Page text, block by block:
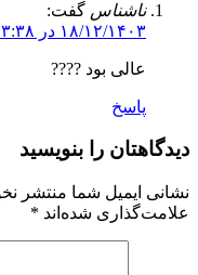
ناشناس گفت:
۱۸/۱۲/۱۴۰۳ در ۳:۳۸ ب.ظ
عالی بود ????
پاسخ
دیدگاهتان را بنویسید
نشانی ایمیل شما منتشر
علامت‌گذاری شده‌اند *